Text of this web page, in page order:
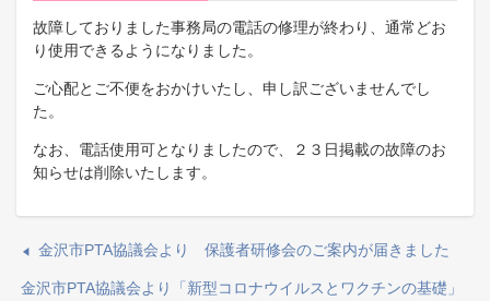
故障しておりました事務局の電話の修理が終わり、通常どお
り使用できるようになりました。
ご心配とご不便をおかけいたし、申し訳ございませんでし
た。
なお、電話使用可となりましたので、２３日掲載の故障のお
知らせは削除いたします。
金沢市PTA協議会より 保護者研修会のご案内が届きました
金沢市PTA協議会より「新型コロナウイルスとワクチンの基礎」